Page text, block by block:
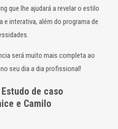
que lhe ajudará a revelar o estilo
e interativa, além do programa de
será muito mais completa ao
no seu dia a dia profissional!
Estudo de caso
e Camilo